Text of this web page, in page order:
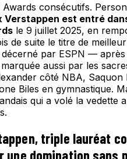
Awards consécutifs.
Verstappen est entré
le 9 juillet 2025, en
de suite le titre de
par ESPN — après
aussi par les
côté NBA,
Biles en gymnastique.
qui a volé la vedette
triple lauréat
une domination sans